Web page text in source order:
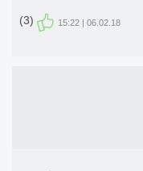
06.02.18 | 15:22
(3)